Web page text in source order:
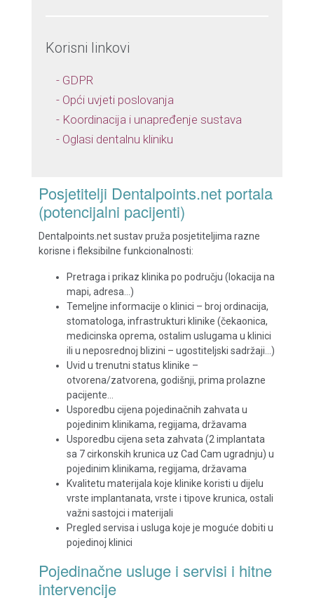
Korisni linkovi
- GDPR
- Opći uvjeti poslovanja
- Koordinacija i unapređenje sustava
- Oglasi dentalnu kliniku
Posjetitelji Dentalpoints.net portala
(potencijalni pacijenti)
Dentalpoints.net sustav pruža posjetiteljima razne
korisne i fleksibilne funkcionalnosti:
Pretraga i prikaz klinika po području (lokacija na
mapi, adresa…)
Temeljne informacije o klinici – broj ordinacija,
stomatologa, infrastrukturi klinike (čekaonica,
medicinska oprema, ostalim uslugama u klinici
ili u neposrednoj blizini – ugostiteljski sadržaji…)
Uvid u trenutni status klinike –
otvorena/zatvorena, godišnji, prima prolazne
pacijente…
Usporedbu cijena pojedinačnih zahvata u
pojedinim klinikama, regijama, državama
Usporedbu cijena seta zahvata (2 implantata
sa 7 cirkonskih krunica uz Cad Cam ugradnju) u
pojedinim klinikama, regijama, državama
Kvalitetu materijala koje klinike koristi u dijelu
vrste implantanata, vrste i tipove krunica, ostali
važni sastojci i materijali
Pregled servisa i usluga koje je moguće dobiti u
pojedinoj klinici
Pojedinačne usluge i servisi i hitne
intervencije